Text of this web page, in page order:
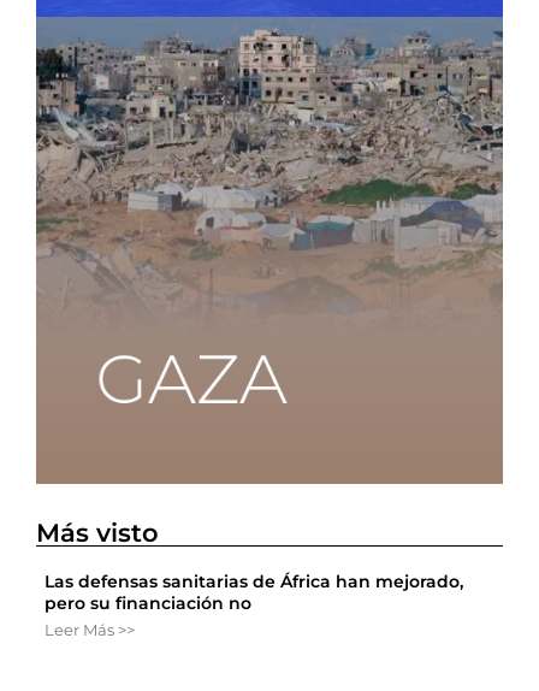
Más visto
Las defensas sanitarias de África han mejorado,
pero su financiación no
Leer Más >>